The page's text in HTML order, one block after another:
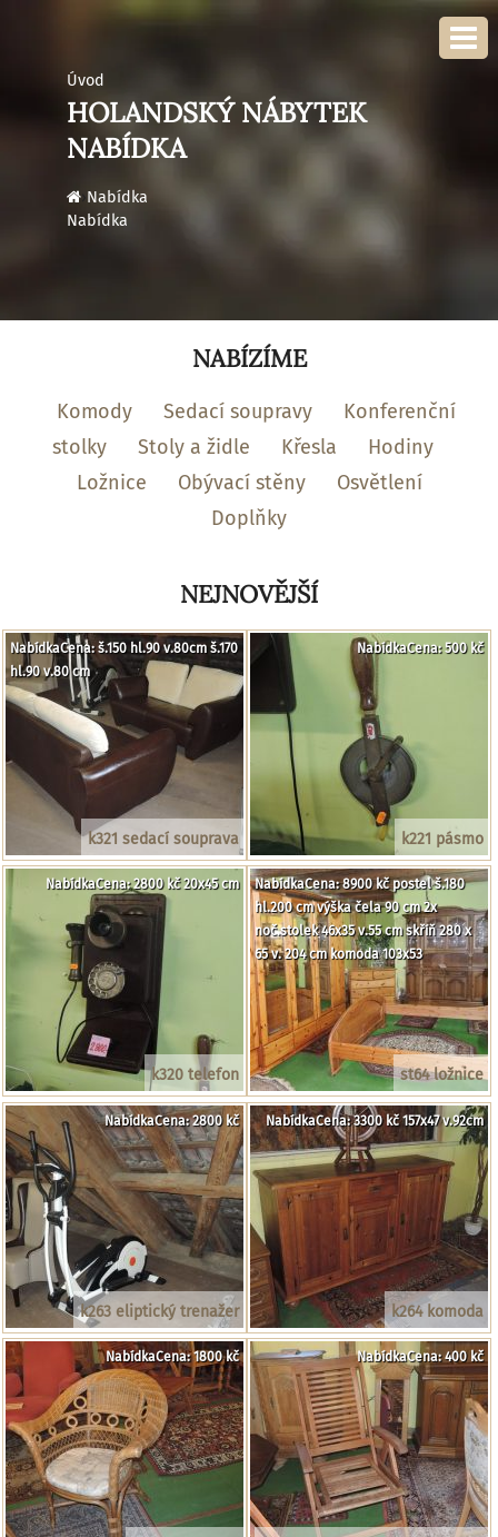
Úvod
HOLANDSKÝ NÁBYTEK
NABÍDKA
Nabídka
Nabídka
NABÍZÍME
Komody Sedací soupravy
Konferenční
stolky
Stoly a židle Křesla
Hodiny
Ložnice
Obývací stěny
Osvětlení
Doplňky
NEJNOVĚJŠÍ
k321 sedací souprava
NabídkaCena: š.150 hl.90 v.80cm š.170
hl.90 v.80 cm
k221 pásmo
NabídkaCena: 500 kč
k320 telefon
NabídkaCena: 2800 kč 20x45 cm
st64 ložnice
NabídkaCena: 8900 kč postel š.180
hl.200 cm výška čela 90 cm 2x
noč.stolek 46x35 v.55 cm skříň 280 x
65 v. 204 cm komoda 103x53
k263 eliptický trenažer
NabídkaCena: 2800 kč
k264 komoda
NabídkaCena: 3300 kč 157x47 v.92cm
NabídkaCena: 1800 kč NabídkaCena: 400 kč